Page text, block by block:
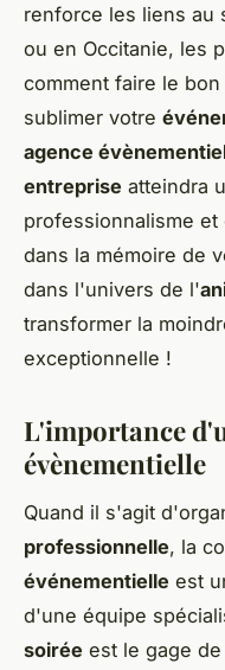
renforce les liens au
ou en Occitanie, les
comment faire le
sublimer votre
agence
entreprise atteindra
professionnalisme
dans la mémoire de
dans l'univers de l'
transformer la
exceptionnelle !
L'importance
évènementielle
Quand il s'agit
professionnelle, la
événementielle est
d'une équipe
soirée est le gage